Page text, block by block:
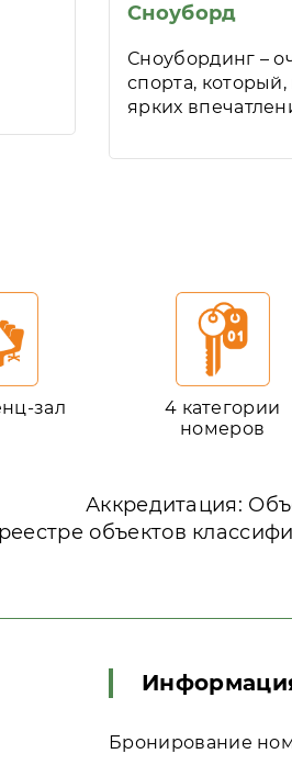
Сноуборд
Сноубординг –
спорта,
ярких
зал
4 категории
номеров
Аккредитация:
объектов
Бронирование